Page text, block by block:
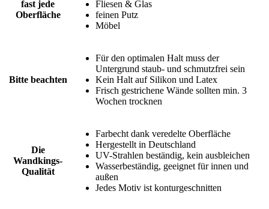
fast jede
Oberfläche
Fliesen & Glas
feinen Putz
Möbel
Bitte beachten
Für den optimalen Halt muss der
Untergrund staub- und schmutzfrei sein
Kein Halt auf Silikon und Latex
Frisch gestrichene Wände sollten min. 3
Wochen trocknen
Die
Wandkings-
Qualität
Farbecht dank veredelte Oberfläche
Hergestellt in Deutschland
UV-Strahlen beständig, kein ausbleichen
Wasserbeständig, geeignet für innen und
außen
Jedes Motiv ist konturgeschnitten